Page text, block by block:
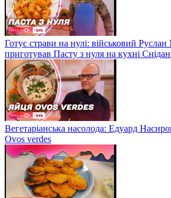
Готує страви на нулі: військовий
приготував Пасту з нуля на кухні
Вегетаріанська насолода: Едуард
Ovos verdes